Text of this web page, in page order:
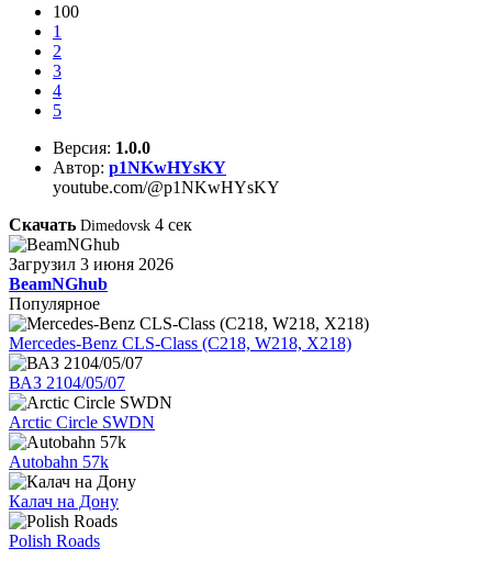
100
1
2
3
4
5
Версия: 1.0.0
Автор: p1NKwHYsKY
youtube.com/@p1NKwHYsKY
Скачать Dimedovsk 4 сек
Загрузил 3 июня 2026
BeamNGhub
Популярное
Mercedes-Benz CLS-Class (C218, W218, X218)
ВАЗ 2104/05/07
Arctic Circle SWDN
Autobahn 57k
Калач на Дону
Polish Roads